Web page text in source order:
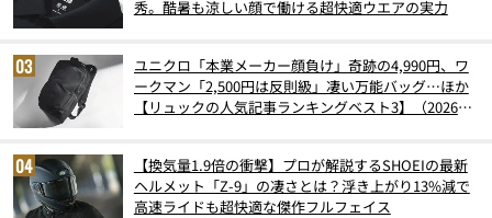
秀。酷暑も涼しい顔で働ける超快適ウエアの実力
ユニクロ「本業メーカー顔負け」奇跡の4,990円、ワ
ークマン「2,500円は反則級」凄い万能バッグ…ほか
【リュックの人気記事ランキングベスト3】（2026年
【換気量1.9倍の衝撃】プロが解説するSHOEIの最新
ヘルメット「Z-9」の凄さとは？浮き上がり13%減で
高速ライドも超快適な傑作フルフェイス